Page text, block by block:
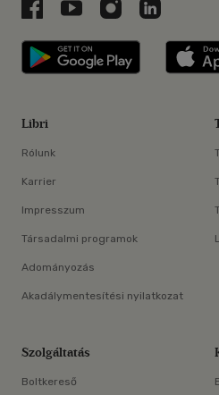
Libri a Facebookon
Libri a Youtube-on
Libri azLibri a
Libri
Libri
Rólunk
Karrier
Impresszum
Társadalmi programok
Adományozás
Akadálymentesítési nyilatkozat
Szolgáltatás
Boltkereső